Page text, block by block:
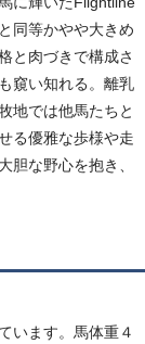
同等かやや大きめ
と肉づきで構成さ
窺い知れる。離乳
地では他馬たちと
る優雅な歩様や走
胆な野心を抱き、
います。馬体重４